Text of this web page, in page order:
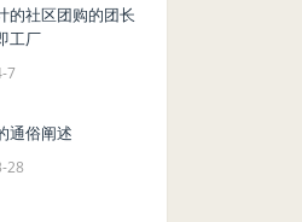
的社区团购的团长
工厂
7
通俗阐述
28